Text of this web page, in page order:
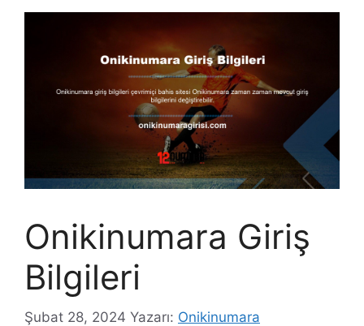
Onikinumara Giriş
Bilgileri
Şubat 28, 2024 Yazarı: Onikinumara